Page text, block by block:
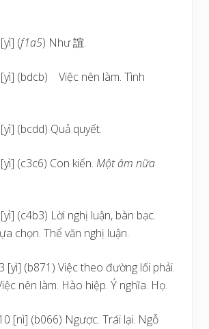
(f1a5) Như 誼.
(bdcb) Việc nên làm. Tình
(bcdd) Quả quyết.
(c3c6) Con kiến.Một âm nữa
(c4b3) Lời nghị luận, bàn bạc.
chọn. Thể văn nghị luận.
[yì] (b871) Việc theo đường lối phải.
nên làm. Hào hiệp. Ý nghĩa. Họ.
[nì] (b066) Ngược. Trái lại. Ngỗ